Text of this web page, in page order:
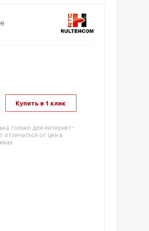
Купить в 1 клик
только для интернет-
отличаться от цен в